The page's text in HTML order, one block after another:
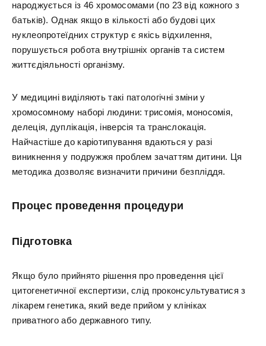
народжується із 46 хромосомами (по 23 від кожного з
батьків). Однак якщо в кількості або будові цих
нуклеопротеїдних структур є якісь відхилення,
порушується робота внутрішніх органів та систем
життєдіяльності організму.
У медицині виділяють такі патологічні зміни у
хромосомному наборі людини: трисомія, моносомія,
делеція, дуплікація, інверсія та транслокація.
Найчастіше до каріотипування вдаються у разі
виникнення у подружжя проблем зачаттям дитини. Ця
методика дозволяє визначити причини безпліддя.
Процес проведення процедури
Підготовка
Якщо було прийнято рішення про проведення цієї
цитогенетичної експертизи, слід проконсультуватися з
лікарем генетика, який веде прийом у клініках
приватного або державного типу.